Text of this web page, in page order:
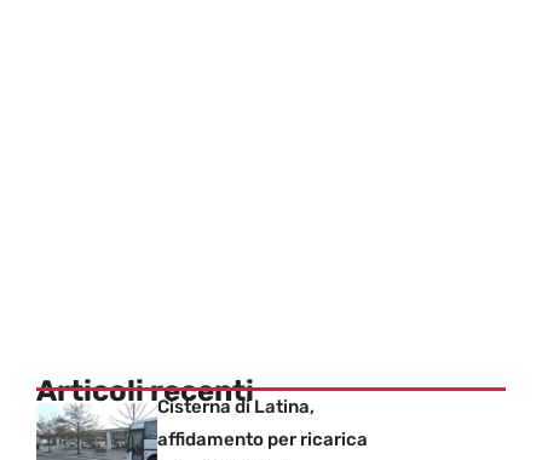
Articoli recenti
Cisterna di Latina,
affidamento per ricarica